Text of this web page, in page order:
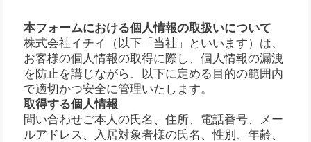
本フォームにおける個人情報の取扱いについて
株式会社イチイ（以下「当社」といいます）は、
お客様の個人情報の取得に際し、個人情報の漏洩
を防止を講じながら、以下に定める目的の範囲内
で適切かつ安全に管理いたします。
取得する個人情報
問い合わせご本人の氏名、住所、電話番号、メー
ルアドレス、入居対象者様の氏名、性別、年齢、